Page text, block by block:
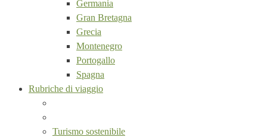
Germania
Gran Bretagna
Grecia
Montenegro
Portogallo
Spagna
Rubriche di viaggio
Turismo sostenibile